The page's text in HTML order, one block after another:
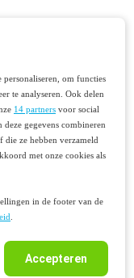
personaliseren, om functies
te analyseren. Ook delen
14 partners voor social
deze gegevens combineren
die ze hebben verzameld
met onze cookies als
in de footer van de
Accepteren
radiatorkraan